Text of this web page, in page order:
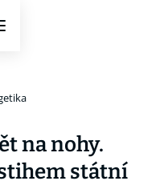
na nohy.
státní